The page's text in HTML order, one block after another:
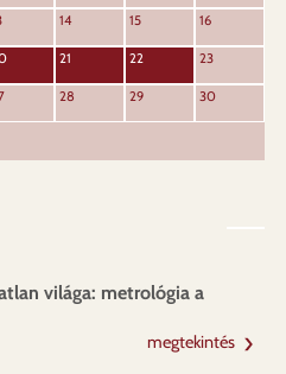
14 15 16
21 22 23
28 29 30
világa: metrológia a
megtekintés